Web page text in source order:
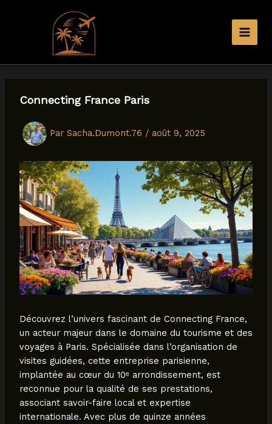
Aller
contenuConnecting France Paris
Par Sacha.Dumont.76 / août 9, 2025
Découvrez l’univers fascinant de Connecting France,
un acteur majeur dans le domaine du tourisme et des
voyages à Paris. Spécialisée dans l’organisation de
visites guidées, cette entreprise parisienne,
implantée au cœur du 10ᵉ arrondissement, est
reconnue pour la qualité de ses prestations,
associant savoir-faire local et expertise
internationale. Avec plus de quinze années